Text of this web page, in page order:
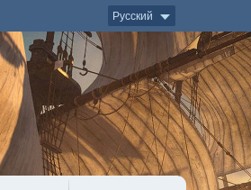
Русский